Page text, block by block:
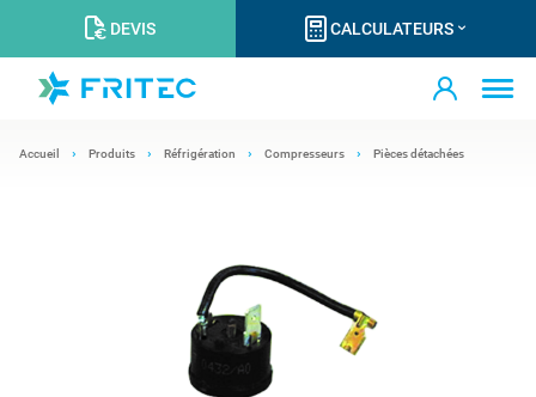
DEVIS CALCULATEURS
Accueil Produits Réfrigération Compresseurs Pièces détachées